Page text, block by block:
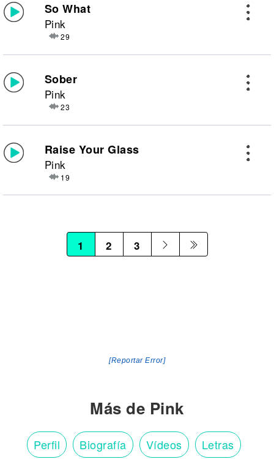
So What
Pink
29
Sober
Pink
23
Raise Your Glass
Pink
19
1 2 3
[Reportar Error]
Más de Pink
Perfil Biografía Vídeos Letras